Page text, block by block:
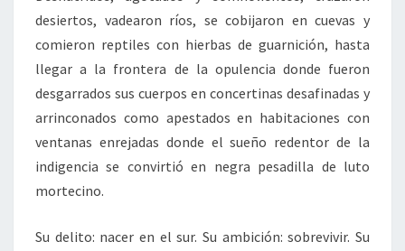
desiertos, vadearon ríos, se cobijaron en cuevas y
comieron reptiles con hierbas de guarnición, hasta
llegar a la frontera de la opulencia donde fueron
desgarrados sus cuerpos en concertinas desafinadas y
arrinconados como apestados en habitaciones con
ventanas enrejadas donde el sueño redentor de la
indigencia se convirtió en negra pesadilla de luto
mortecino.
Su delito: nacer en el sur. Su ambición: sobrevivir. Su